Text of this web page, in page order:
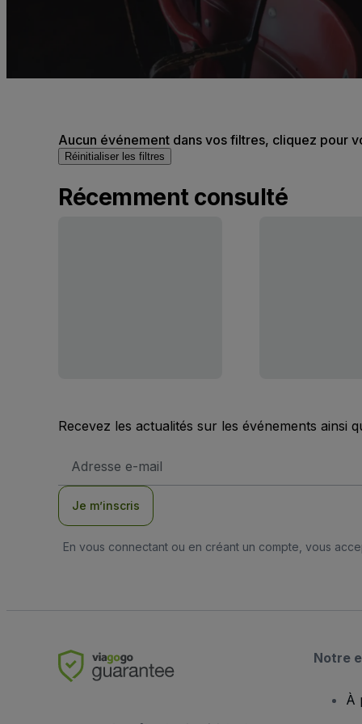
Aucun événement dans vos filtres, cliquez pour
Réinitialiser les filtres
Récemment consulté
Recevez les actualités sur les événements ainsi
e-
Je m’inscris
En vous connectant ou en créant un compte, vous
Notre
À